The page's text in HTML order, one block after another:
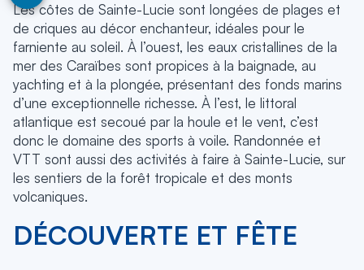
Les côtes de Sainte-Lucie sont longées de plages et
de criques au décor enchanteur, idéales pour le
farniente au soleil. À l’ouest, les eaux cristallines de la
mer des Caraïbes sont propices à la baignade, au
yachting et à la plongée, présentant des fonds marins
d’une exceptionnelle richesse. À l’est, le littoral
atlantique est secoué par la houle et le vent, c’est
donc le domaine des sports à voile. Randonnée et
VTT sont aussi des activités à faire à Sainte-Lucie, sur
les sentiers de la forêt tropicale et des monts
volcaniques.
DÉCOUVERTE ET FÊTE